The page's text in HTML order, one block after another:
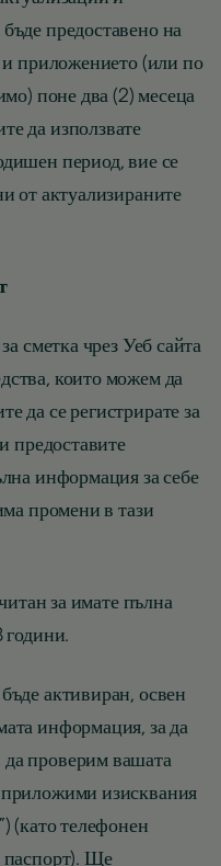
предоставено на
и приложението (или по
поне два (2) месеца
да използвате
период, вие се
от актуализираните
сметка чрез Уеб сайта
които можем да
да се регистрирате за
предоставите
информация за себе
промени в тази
за имате пълна
години.
активиран, освен
информация, за да
проверим вашата
изисквания
(като телефонен
паспорт). Ще